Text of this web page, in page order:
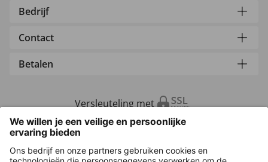
Bedrijf
Contact
Betalen
Versleuteling met
Overige webwinkels